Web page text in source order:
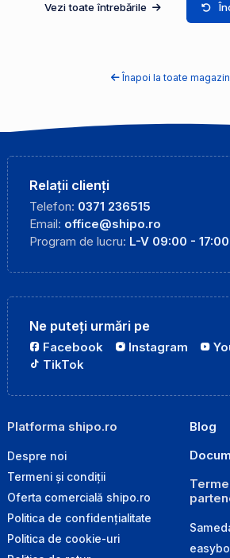
Vezi toate întrebările
Înapoi la toate
Relații clienți
Telefon: 0371 236515
Email: office@shipo.ro
Program de lucru: L-V 09:00 - 17:00
Ne puteți urmări pe
Facebook Instagram
TikTok
Platforma shipo.ro
Despre noi
Termeni și condiții
Oferta comercială shipo.ro
Politica de confidențialitate
Politica de cookie-uri
Blog